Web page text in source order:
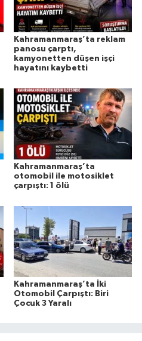
Kahramanmaraş’ta reklam
panosu çarptı,
kamyonetten düşen işçi
hayatını kaybetti
Kahramanmaraş’ta
otomobil ile motosiklet
çarpıştı: 1 ölü
Kahramanmaraş’ta İki
Otomobil Çarpıştı: Biri
Çocuk 3 Yaralı